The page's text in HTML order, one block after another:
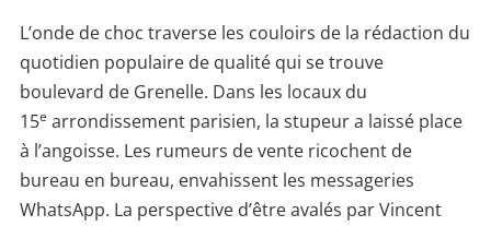
L’onde de choc traverse les couloirs de la rédaction du
quotidien populaire de qualité qui se trouve
boulevard de Grenelle. Dans les locaux du
15e arrondissement parisien, la stupeur a laissé place
à l’angoisse. Les rumeurs de vente ricochent de
bureau en bureau, envahissent les messageries
WhatsApp. La perspective d’être avalés par Vincent